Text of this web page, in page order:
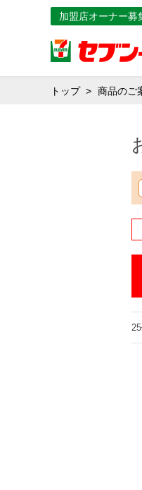
加盟店オーナー募
トップ 商品のご